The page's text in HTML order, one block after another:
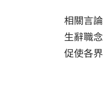
相關言
生辭職
促使各